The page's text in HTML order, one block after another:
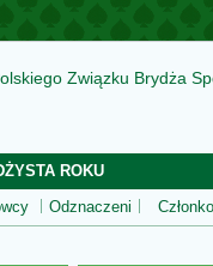
Związku Brydża
ROKU
Odznaczeni